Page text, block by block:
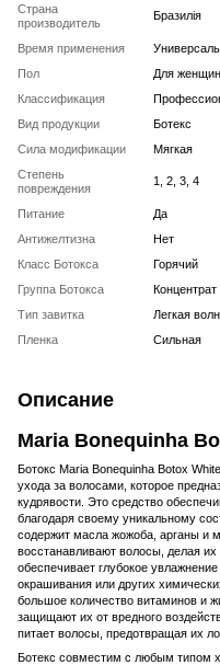
Страна
производитель
Бразилія
Время применения
Пол
Для женщин
Классификация
Вид продукции
Ботекс
Сила модификации
Мягкая
Степень
повреждения
1, 2, 3, 4
Питание
Да
Антижелтизна
Нет
Класс Ботокса
Горячий
Группа Ботокса
Концентрат
Тип завитка
Легкая
Пленка
Сильная
Описание
Maria Bonequinha
Ботокс Maria Bonequinha Botox
ухода за волосами, которое
кудрявости. Это средство
благодаря своему уникальному
содержит масла жожоба, арганы и
восстанавливают волосы, делая
обеспечивает глубокое
окрашивания или других
большое количество витаминов и
защищают их от вредного
питает волосы, предотвращая их
Ботекс совместим с любым типом